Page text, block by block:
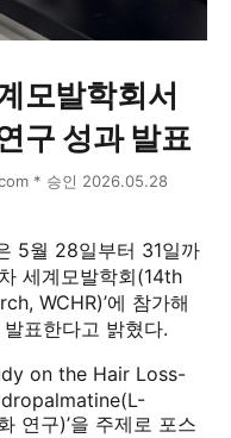
모발학회서
구 성과 발표
* 승인 2026.05.28
5월 28일부터 31일까
세계모발학회(14th
WCHR)’에 참가해
표한다고 밝혔다.
on the Hair Loss-
연구)’을 주제로 포스